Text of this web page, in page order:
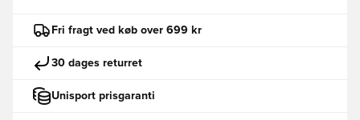
Fri fragt ved køb over 699 kr
30 dages returret
Unisport prisgaranti